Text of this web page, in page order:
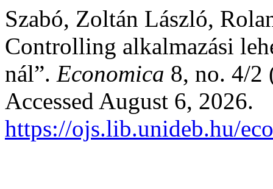
Szabó, Zoltán László,
Controlling alkalmazási
nál”. Economica 8, no. 4/2
Accessed August 6, 2026.
https://ojs.lib.unideb.hu/